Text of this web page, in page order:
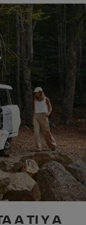
A TI Y A